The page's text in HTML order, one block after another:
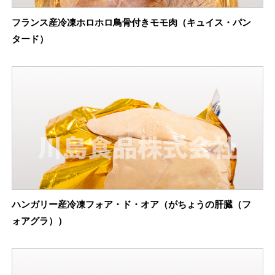
フランス産冷凍ホロホロ鳥骨付きモモ肉（キュイス・パン
タード）
ハンガリー産冷凍フォア・ド・オア（がちょうの肝臓（フ
ォアグラ））